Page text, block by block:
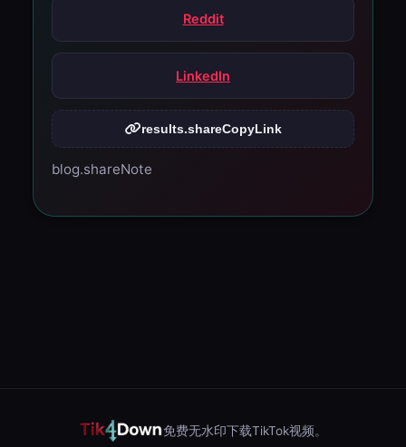
Reddit
LinkedIn
results.shareCopyLink
blog.shareNote
免费无水印下载TikTok视频。